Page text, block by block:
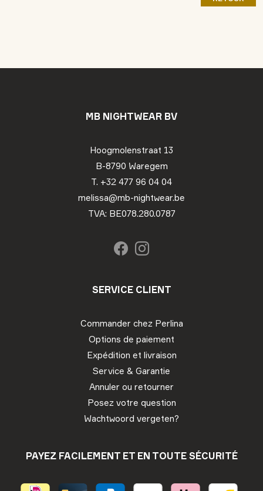
MB NIGHTWEAR BV
Hoogmolenstraat 13
B-8790 Waregem
T. +32 477 96 04 04
melissa@mb-nightwear.be
TVA: BE078.280.0787
SERVICE CLIENT
Commander chez Perlina
Options de paiement
Expédition et livraison
Service & Garantie
Annuler ou retourner
Posez votre question
Wachtwoord vergeten?
PAYEZ FACILEMENT ET EN TOUTE SÉCURITÉ